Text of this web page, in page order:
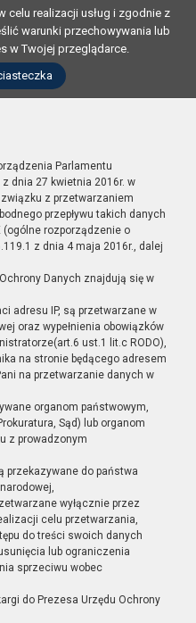
celu realizacji usług i zgodnie z
warunki przechowywania lub
w Twojej przeglądarce.
Parlamentu
dnia 27 kwietnia 2016r. w
z przetwarzaniem
przepływu takich danych
rozporządzenie o
z dnia 4 maja 2016r., dalej
Danych znajdują się w
adresu IP, są przetwarzane w
oraz wypełnienia obowiązków
ust.1 lit.c RODO),
na stronie będącego adresem
na przetwarzanie danych w
organom państwowym,
Sąd) lub organom
z prowadzonym
przekazywane do państwa
wyłącznie przez
celu przetwarzania,
do treści swoich danych
lub ograniczenia
sprzeciwu wobec
do Prezesa Urzędu Ochrony